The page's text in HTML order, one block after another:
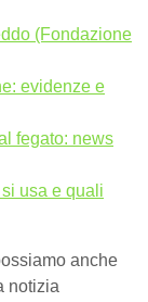
(Fondazione
evidenze e
fegato: news
usa e quali
anche
notizia